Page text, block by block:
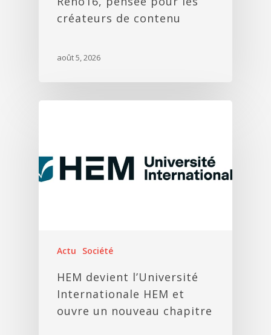
créateurs de contenu
août 5, 2026
Actu Société
HEM devient l’Université
Internationale HEM et
ouvre un nouveau chapitre